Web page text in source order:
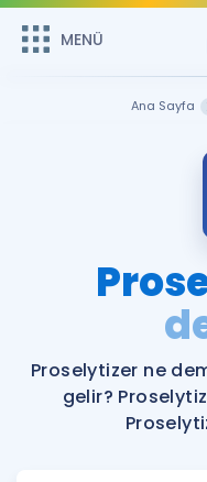
MENÜ
Remzi Hoca ile seni
MENÜ
Katılımcı Görüşleri
Faydalı Araçlar
Ücretsiz
Ana Sayfa
Proselytizer ne
gelir?